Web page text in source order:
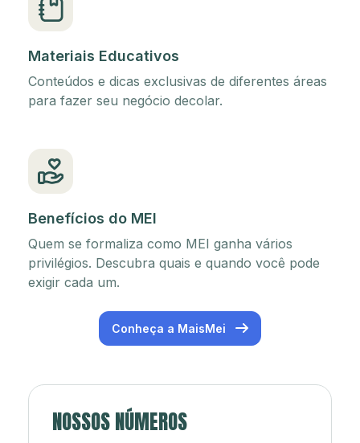
Materiais Educativos
Conteúdos e dicas exclusivas de diferentes áreas
para fazer seu negócio decolar.
Benefícios do MEI
Quem se formaliza como MEI ganha vários
privilégios. Descubra quais e quando você pode
exigir cada um.
Conheça a MaisMei
NOSSOS NÚMEROS